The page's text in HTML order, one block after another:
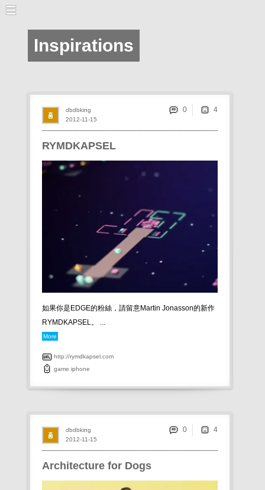
Inspirations
RYMDKAPSEL
如果你是EDGE的粉絲，請留意Martin Jonasson的新作
RYMDKAPSEL。 ...
More
http://rymdkapsel.com
game iphone
2012-11-15
dbdbking 0
Architecture for Dogs
2012-11-15
dbdbking 0